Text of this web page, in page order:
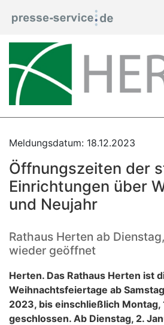
Meldungsdatum: 18.12.2023
Öffnungszeiten der
Einrichtungen über
und Neujahr
Rathaus Herten ab
wieder geöffnet
Herten. Das Rathaus Herten ist
Weihnachtsfeiertage ab
2023, bis einschließlich Montag,
geschlossen. Ab Dienstag, 2.